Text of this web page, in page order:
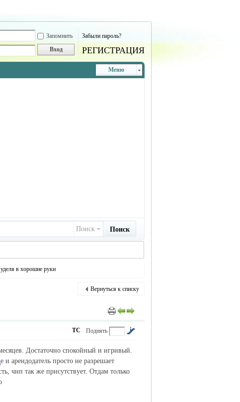
Запомнить Забыли пароль?
Вход РЕГИСТРАЦИЯ
Меню
Поиск Поиск
в хорошие руки
Вернуться к списку
Поднять
ТС
Достаточно спокойный и игривый.
е и арендодатель просто не разрешает
чип так же присутствует. Отдам только